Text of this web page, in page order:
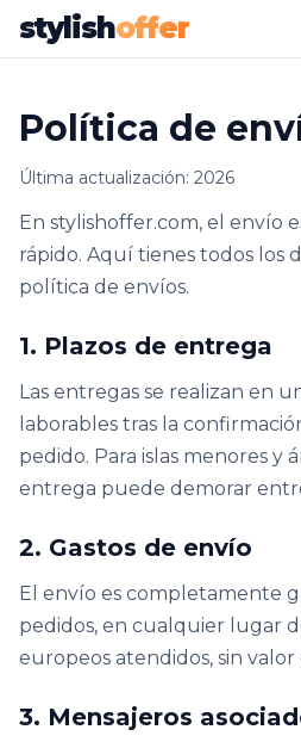
stylishoffer
Política de
Última actualización: 2026
En stylishoffer.com, el envío
rápido. Aquí tienes todos los
política de envíos.
1. Plazos de entrega
Las entregas se realizan en
laborables tras la
pedido. Para islas menores y
entrega puede demorar
2. Gastos de envío
El envío es completamente
pedidos, en cualquier lugar
europeos atendidos, sin
3. Mensajeros